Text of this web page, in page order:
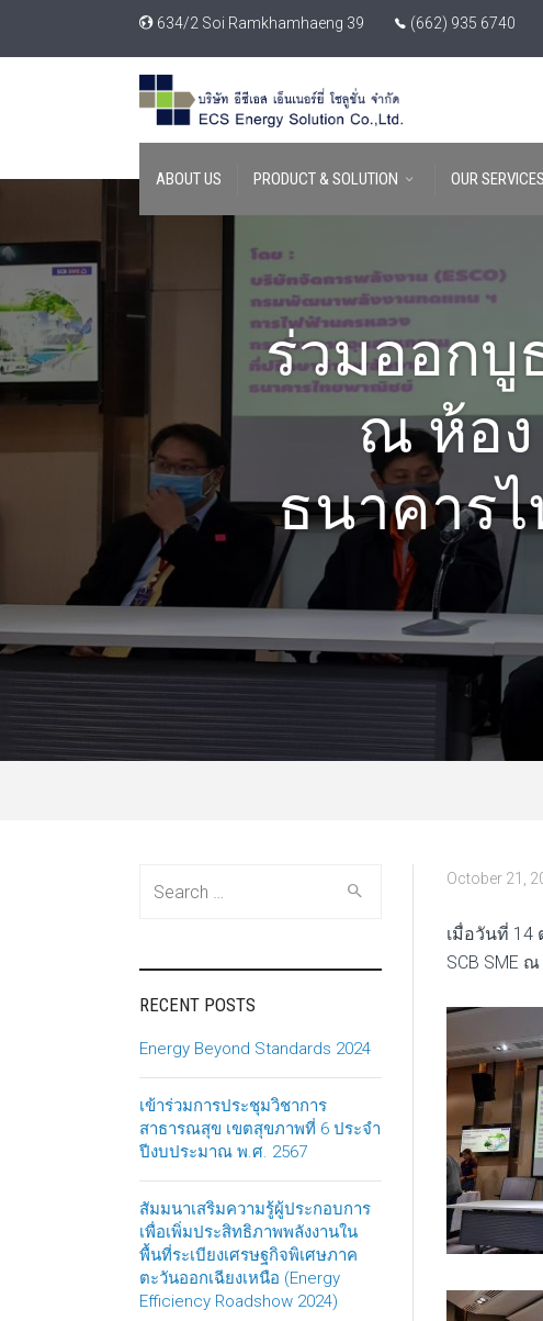
634/2 Soi Ramkhamhaeng 39 (662) 935 6740
ABOUT US PRODUCT & SOLUTION OUR SERVICES
ร่วมออกบู
ณ ห้อง
ธนาคาร
October 21,
เมื่อวันที่ 14
SCB SME
RECENT POSTS
Energy Beyond Standards 2024
เข้าร่วมการประชุมวิชาการ
สาธารณสุข เขตสุขภาพที่ 6 ประจำ
ปีงบประมาณ พ.ศ. 2567
สัมมนาเสริมความรู้ผู้ประกอบการ
เพื่อเพิ่มประสิทธิภาพพลังงานใน
พื้นที่ระเบียงเศรษฐกิจพิเศษภาค
ตะวันออกเฉียงเหนือ (Energy
Efficiency Roadshow 2024)